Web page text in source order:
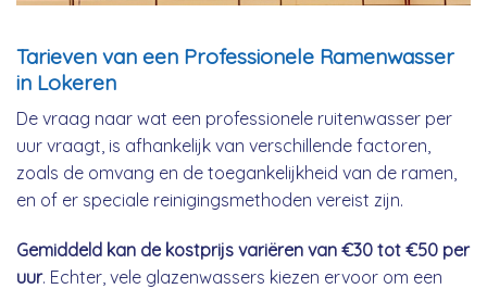
Tarieven van een Professionele Ramenwasser
in Lokeren
De vraag naar wat een professionele ruitenwasser per
uur vraagt, is afhankelijk van verschillende factoren,
zoals de omvang en de toegankelijkheid van de ramen,
en of er speciale reinigingsmethoden vereist zijn.
Gemiddeld kan de kostprijs variëren van €30 tot €50 per
uur. Echter, vele glazenwassers kiezen ervoor om een